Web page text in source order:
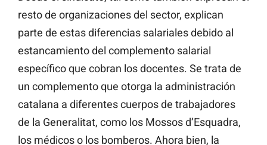
resto de organizaciones del sector, explican
parte de estas diferencias salariales debido al
estancamiento del complemento salarial
específico que cobran los docentes. Se trata de
un complemento que otorga la administración
catalana a diferentes cuerpos de trabajadores
de la Generalitat, como los Mossos d’Esquadra,
los médicos o los bomberos. Ahora bien, la